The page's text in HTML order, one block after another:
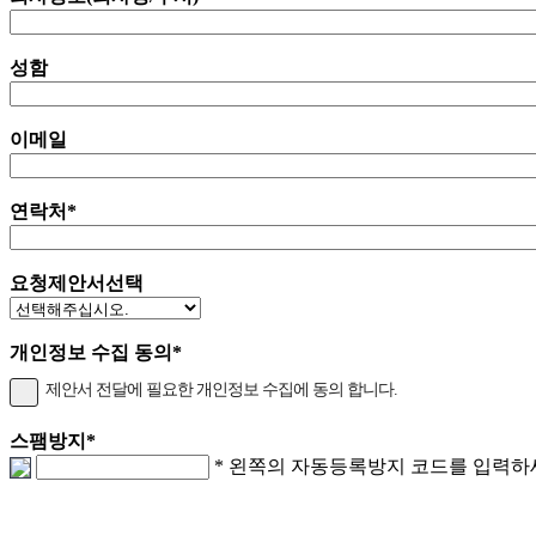
성함
이메일
연락처*
요청제안서선택
개인정보 수집 동의 *
제안서 전달에 필요한 개인정보 수집에 동의 합니다.
스팸방지 *
* 왼쪽의 자동등록방지 코드를 입력하